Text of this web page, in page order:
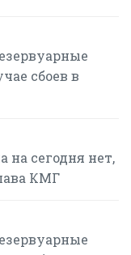
сбоев в
на сегодня нет,
КМГ